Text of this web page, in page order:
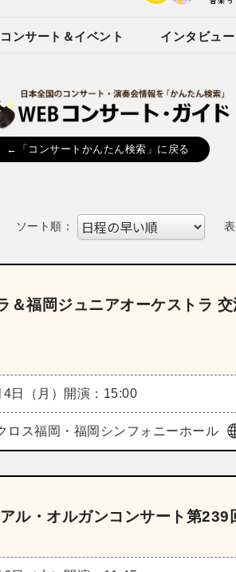
コンサート＆イベント インタビュー
←「コンサートかんたん検索」に戻る
ソート順：
＆福岡ジュニアオーケストラ
日（月） 開演：15:00
ロス福岡・福岡シンフォニーホール
ル・オルガンコンサート第239